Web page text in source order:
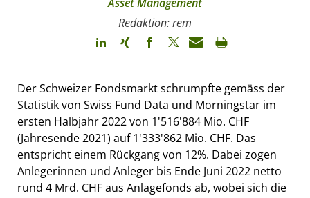
Redaktion: rem
Der Schweizer Fondsmarkt schrumpfte gemäss der
Statistik von Swiss Fund Data und Morningstar im
ersten Halbjahr 2022 von 1'516'884 Mio. CHF
(Jahresende 2021) auf 1'333'862 Mio. CHF. Das
entspricht einem Rückgang von 12%. Dabei zogen
Anlegerinnen und Anleger bis Ende Juni 2022 netto
rund 4 Mrd. CHF aus Anlagefonds ab, wobei sich die